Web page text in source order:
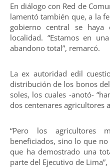
En diálogo con Red de
lamentó también que, a la
gobierno central se haya
localidad. “Estamos en
abandono total”, remarcó.
La ex autoridad edil
distribución de los bonos
soles, los cuales -anotó-
dos centenares agricultores
“Pero los agricultores
beneficiados, sino lo que
que ha demostrado una
parte del Ejecutivo de